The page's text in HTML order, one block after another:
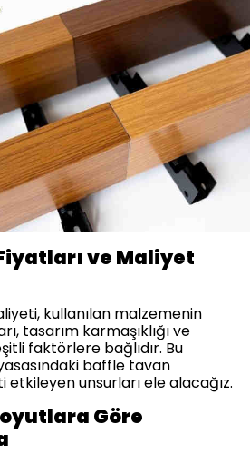
ve Maliyet
kullanılan malzemenin
tasarım karmaşıklığı ve
faktörlere bağlıdır. Bu
baffle tavan
etkileyen unsurları ele alacağız.
Göre